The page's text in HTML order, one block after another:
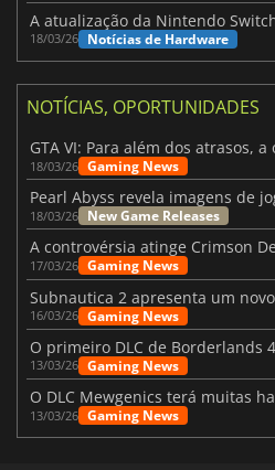
18/03/26 Notícias de Hardware
NOTÍCIAS, OPORTUNIDADES
18/03/26 Gaming News
18/03/26 New Game Releases
17/03/26 Gaming News
16/03/26 Gaming News
13/03/26 Gaming News
O DLC Mewgenics terá muitas
13/03/26 Gaming News